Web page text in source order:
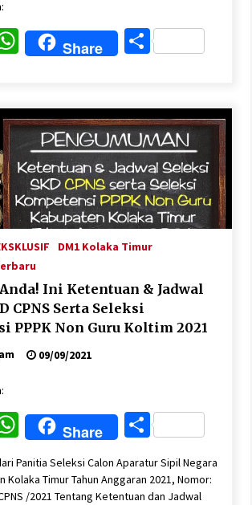
WhatsApp
Share Share
DM1 Kolaka Timur
Ini Ketentuan & Jadwal
CPNS Serta Seleksi
PPPK Non Guru Koltim 2021
09/09/2021
WhatsApp
Share Share
Panitia Seleksi Calon Aparatur Sipil Negara
Kolaka Timur Tahun Anggaran 2021, Nomor:
/2021 Tentang Ketentuan dan Jadwal